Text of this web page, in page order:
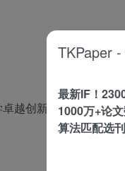
越创新中心、中国植
TKPaper
最新IF！
1000万+论
算法匹配选